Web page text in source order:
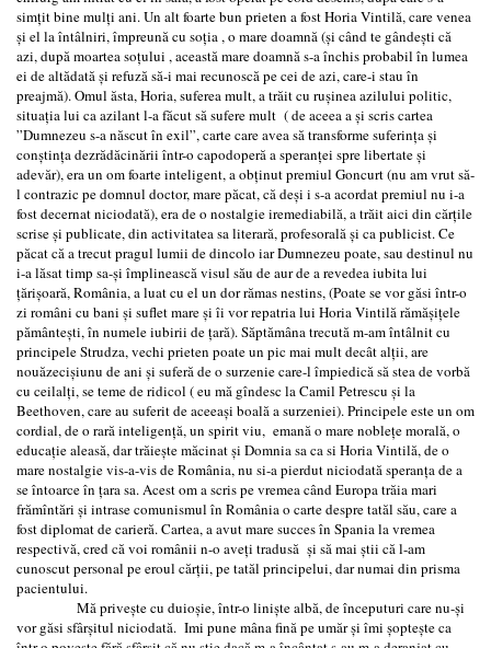
simțit bine mulți ani. Un alt foarte bun prieten a fost Horia Vintilă, care venea
și el la întâlniri, împreună cu soția , o mare doamnă (și când te gândești că
azi, după moartea soțului , această mare doamnă s-a închis probabil în lumea
ei de altădată și refuză să-i mai recunoscă pe cei de azi, care-i stau în
preajmă). Omul ăsta, Horia, suferea mult, a trăit cu rușinea azilului politic,
situația lui ca azilant l-a făcut să sufere mult ( de aceea a și scris cartea
”Dumnezeu s-a născut în exil”, carte care avea să transforme suferința și
conștința dezrădăcinării într-o capodoperă a speranței spre libertate și
adevăr), era un om foarte inteligent, a obținut premiul Goncurt (nu am vrut să-
l contrazic pe domnul doctor, mare păcat, că deși i s-a acordat premiul nu i-a
fost decernat niciodată), era de o nostalgie iremediabilă, a trăit aici din cărțile
scrise și publicate, din activitatea sa literară, profesorală și ca publicist. Ce
păcat că a trecut pragul lumii de dincolo iar Dumnezeu poate, sau destinul nu
i-a lăsat timp sa-şi împlinească visul său de aur de a revedea iubita lui
ţărişoară, România, a luat cu el un dor rămas nestins, (Poate se vor găsi într-o
zi români cu bani şi suflet mare şi îi vor repatria lui Horia Vintilă rămăşiţele
pământeşti, în numele iubirii de ţară). Săptămâna trecută m-am întâlnit cu
principele Strudza, vechi prieten poate un pic mai mult decât alții, are
nouăzecișiunu de ani și suferă de o surzenie care-l împiedică să stea de vorbă
cu ceilalți, se teme de ridicol ( eu mă gîndesc la Camil Petrescu și la
Beethoven, care au suferit de aceeași boală a surzeniei). Principele este un om
cordial, de o rară inteligență, un spirit viu, emană o mare noblețe morală, o
educație aleasă, dar trăieşte măcinat şi Domnia sa ca si Horia Vintilă, de o
mare nostalgie vis-a-vis de România, nu si-a pierdut niciodată speranța de a
se întoarce în țara sa. Acest om a scris pe vremea când Europa trăia mari
frămîntări și intrase comunismul în România o carte despre tatăl său, care a
fost diplomat de carieră. Cartea, a avut mare succes în Spania la vremea
respectivă, cred că voi românii n-o aveți tradusă și să mai știi că l-am
cunoscut personal pe eroul cărții, pe tatăl principelui, dar numai din prisma
pacientului.
Mă privește cu duioșie, într-o liniște albă, de începuturi care nu-și
vor găsi sfârșitul niciodată. Imi pune mâna fină pe umăr şi îmi şopteşte ca